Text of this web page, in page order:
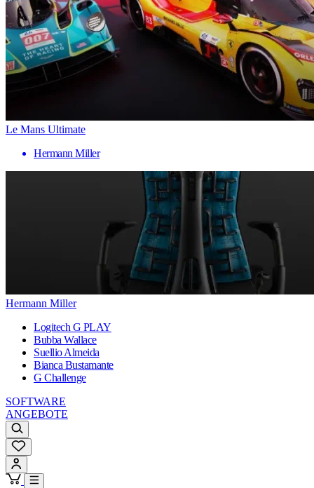
Le Mans Ultimate
Hermann Miller
Hermann Miller
Logitech G PLAY
Bubba Wallace
Suellio Almeida
Bianca Bustamante
G Challenge
SOFTWARE
ANGEBOTE